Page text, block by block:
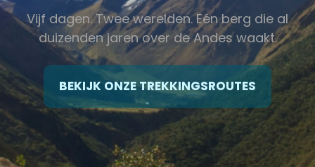
Vijf dagen. Twee werelden. Eén berg die al
duizenden jaren over de Andes waakt.
BEKIJK ONZE TREKKINGSROUTES